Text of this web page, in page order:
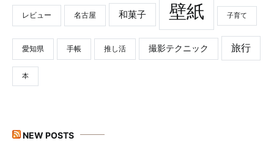
レビュー 名古屋 和菓子 壁紙 子育て
愛知県 手帳 推し活 撮影テクニック 旅行
本
NEW POSTS